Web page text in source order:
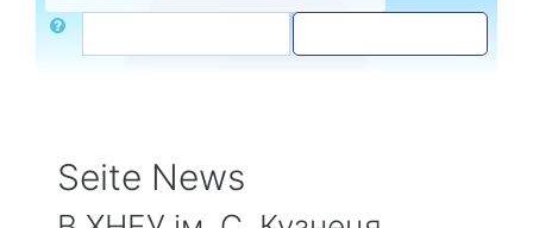
Suche
Seite News